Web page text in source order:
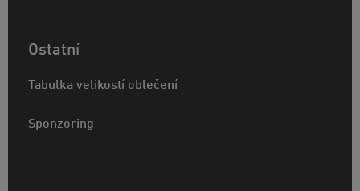
Ostatní
Tabulka velikostí oblečení
Sponzoring